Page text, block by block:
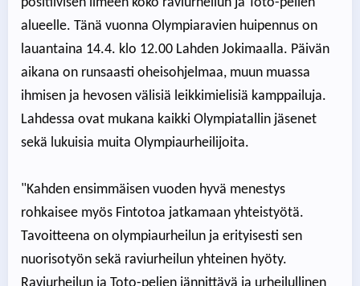
alueelle. Tänä vuonna Olympiaravien huipennus on
lauantaina 14.4. klo 12.00 Lahden Jokimaalla. Päivän
aikana on runsaasti oheisohjelmaa, muun muassa
ihmisen ja hevosen välisiä leikkimielisiä kamppailuja.
Lahdessa ovat mukana kaikki Olympiatallin jäsenet
sekä lukuisia muita Olympiaurheilijoita.
"Kahden ensimmäisen vuoden hyvä menestys
rohkaisee myös Fintotoa jatkamaan yhteistyötä.
Tavoitteena on olympiaurheilun ja erityisesti sen
nuorisotyön sekä raviurheilun yhteinen hyöty.